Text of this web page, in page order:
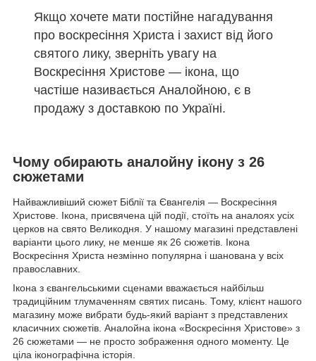
Якщо хочете мати постійне нагадування
про воскресіння Христа і захист від його
святого лику, зверніть увагу на
Воскресіння Христове — ікона, що
частіше називається Аналойною, є в
продажу з доставкою по Україні.
Чому обирають аналойну ікону з 26
сюжетами
Найважливіший сюжет Біблії та Євангелія — Воскресіння
Христове. Ікона, присвячена цій події, стоїть на аналоях усіх
церков на свято Великодня. У нашому магазині представлені
варіанти цього лику, не менше як 26 сюжетів. Ікона
Воскресіння Христа незмінно популярна і шанована у всіх
православних.
Ікона з євангельськими сценами вважається найбільш
традиційним тлумаченням святих писань. Тому, клієнт нашого
магазину може вибрати будь-який варіант з представлених
класичних сюжетів. Аналойна ікона «Воскресіння Христове» з
26 сюжетами — не просто зображення одного моменту. Це
ціла іконографічна історія.